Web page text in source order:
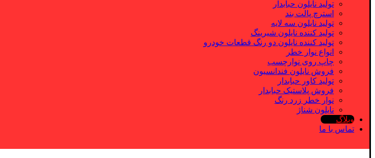
تولید نایلون حبابدار
استرچ پالت بند
تولید نایلون سه لایه
تولید کننده نایلون شیرینگ
تولید کننده نایلون دو رنگ قطعات خودرو
انواع نوار خطر
چاپ روی نوارچسب
فروش نایلون فندانسیون
تولید کاور حبابدار
فروش پلاستیک حبابدار
نوار خطر زرد رنگ
نایلون شناژ
وبلاگ
تماس با ما